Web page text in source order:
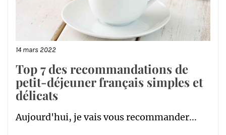
14 mars 2022
Top 7 des recommandations de
petit-déjeuner français simples et
délicats
Aujourd'hui, je vais vous recommander...